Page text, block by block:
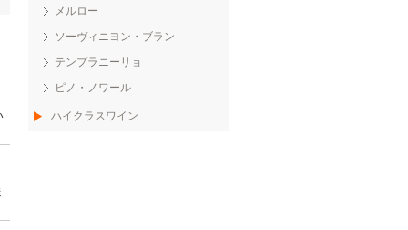
メルロー
ソーヴィニヨン・ブラン
テンプラニーリョ
ピノ・ノワール
ハイクラスワイン